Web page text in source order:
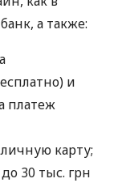
а также:
и
платеж
карту;
30 тыс. грн